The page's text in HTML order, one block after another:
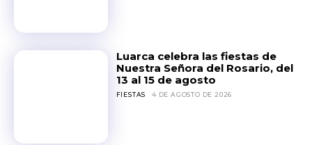
Luarca celebra las fiestas de
Nuestra Señora del Rosario, del
13 al 15 de agosto
FIESTAS 4 DE AGOSTO DE 2026